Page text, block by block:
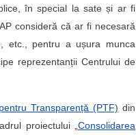
în special la sate și ar fi
consideră că ar fi necesară
etc., pentru a ușura munca
reprezentanții Centrului de
Transparență (PTF) din
proiectului „ Consolidarea